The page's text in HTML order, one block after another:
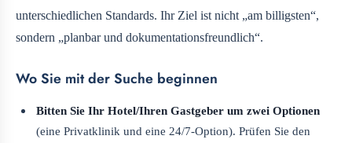
unterschiedlichen Standards. Ihr Ziel ist nicht „am billigsten“,
sondern „planbar und dokumentationsfreundlich“.
Wo Sie mit der Suche beginnen
Bitten Sie Ihr Hotel/Ihren Gastgeber um zwei Optionen
(eine Privatklinik und eine 24/7-Option). Prüfen Sie den